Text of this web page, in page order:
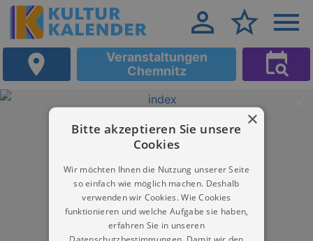
Veranstaltungen
Chemnitz
×
Bitte akzeptieren Sie unsere
Cookies
Wir möchten Ihnen die Nutzung unserer Seite
so einfach wie möglich machen. Deshalb
verwenden wir Cookies. Wie Cookies
funktionieren und welche Aufgabe sie haben,
erfahren Sie in unseren